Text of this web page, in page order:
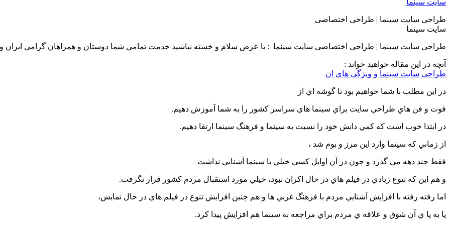
طراحی سایت سینما | طراحی اختصاصی
سایت سینما
طراحی سایت سینما | طراحی اختصاصی سایت سینما : با عرض سلام و خسته نباشيد خدمت تمامي شما دوستان و همراهان گرامي ايران
آنچه در این مقاله خواهید خواند :
طراحی سایت سینما و ویژگی های ان
در اين مطلب با شما خواهيم بود تا گوشه اي از
فوت و فن هاي طراحي سايت براي سينما هاي سراسر كشور را به شما آموزش دهيم.
در ابتدا خوب است كه كمي دانش خود را نسبت به سينما و فرهنگ سينما ارتقا دهيم.
از زماني كه سينما وارد اين مرز و بوم شد ،
فقط چند دهه مي گذرد و چون در آن اوايل كسي خيلي با سينما آشنايي نداشت
و هم اين كه تنوع زيادي در فيلم هاي در حال اكران نبود، خيلي مورد استقبال مردم كشور قرار نگرفت.
اما رفته رفته با افزايش آشنايي مردم با فرهنگ غربي ها و هم چنين افزايش تنوع در فيلم هاي در حال نمايش،
پا به پا ي آن شوق و علاقه ي مردم براي مراجعه به سينما هم افزايش پيدا كرد.